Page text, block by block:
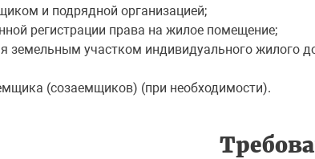
и подрядной организацией;
регистрации права на жилое помещение;
земельным участком индивидуального жилого
(созаемщиков) (при необходимости).